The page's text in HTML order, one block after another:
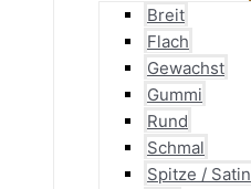
Breit
Flach
Gewachst
Gummi
Rund
Schmal
Spitze / Satin